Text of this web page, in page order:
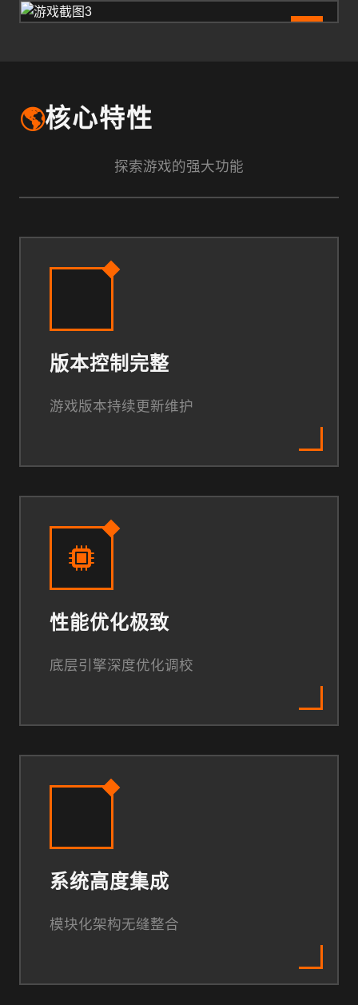
🌎核心特性
探索游戏的强大功能
版本控制完整
游戏版本持续更新维护
性能优化极致
底层引擎深度优化调校
系统高度集成
模块化架构无缝整合